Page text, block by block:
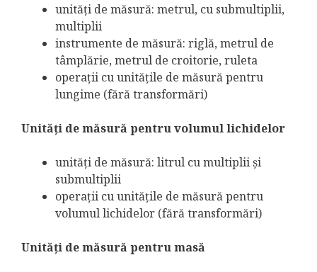
unităţi de măsură: metrul, cu submultiplii,
multiplii
instrumente de măsură: riglă, metrul de
tâmplărie, metrul de croitorie, ruleta
operaţii cu unităţile de măsură pentru
lungime (fără transformări)
Unităţi de măsură pentru volumul lichidelor
unităţi de măsură: litrul cu multiplii şi
submultiplii
operaţii cu unităţile de măsură pentru
volumul lichidelor (fără transformări)
Unităţi de măsură pentru masă